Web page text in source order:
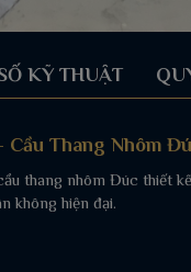
KỸ THUẬT
Thang Nhôm
thang nhôm Đúc thiết
không hiện đại.